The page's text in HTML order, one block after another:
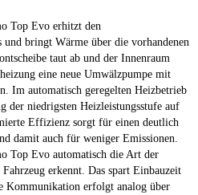
Top Evo erhitzt den
bringt Wärme über die vorhandenen
taut ab und der Innenraum
eine neue Umwälzpumpe mit
Im automatisch geregelten Heizbetrieb
der niedrigsten Heizleistungsstufe auf
Effizienz sorgt für einen deutlich
damit auch für weniger Emissionen.
Top Evo automatisch die Art der
erkennt. Das spart Einbauzeit
Kommunikation erfolgt analog über